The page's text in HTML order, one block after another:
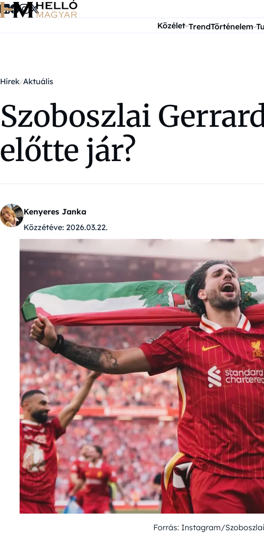
Ugrás a tartalomra
Közélet TrendTörténelem
Hírek Aktuális
Szoboszlai
előtte jár?
Kenyeres Janka
Közzétéve: 2026.03.22.
Forrás: Instagram/